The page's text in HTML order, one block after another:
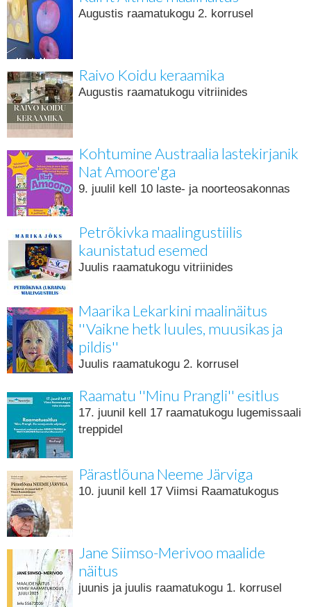
Augustis raamatukogu 2. korrusel
Raivo Koidu keraamika
Augustis raamatukogu vitriinides
Kohtumine Austraalia lastekirjanik
Nat Amoore'ga
9. juulil kell 10 laste- ja noorteosakonnas
Petrõkivka maalingustiilis
kaunistatud esemed
Juulis raamatukogu vitriinides
Maarika Lekarkini maalinäitus
''Vaikne hetk luules, muusikas ja
pildis''
Juulis raamatukogu 2. korrusel
Raamatu ''Minu Prangli'' esitlus
17. juunil kell 17 raamatukogu lugemissaali
treppidel
Pärastlõuna Neeme Järviga
10. juunil kell 17 Viimsi Raamatukogus
Jane Siimso-Merivoo maalide
näitus
juunis ja juulis raamatukogu 1. korrusel